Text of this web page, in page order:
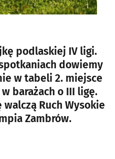
podlaskiej IV ligi.
dowiemy
w tabeli 2. miejsce
barażach o III ligę.
Ruch Wysokie
Zambrów.